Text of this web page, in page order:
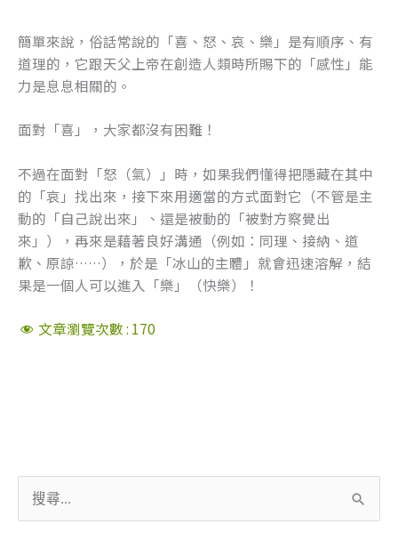
簡單來說，俗話常說的「喜、怒、哀、樂」是有順序、有
道理的，它跟天父上帝在創造人類時所賜下的「感性」能
力是息息相關的。
面對「喜」，大家都沒有困難！
不過在面對「怒（氣）」時，如果我們懂得把隱藏在其中
的「哀」找出來，接下來用適當的方式面對它（不管是主
動的「自己說出來」、還是被動的「被對方察覺出
來」），再來是藉著良好溝通（例如：同理、接納、道
歉、原諒……），於是「冰山的主體」就會迅速溶解，結
果是一個人可以進入「樂」（快樂）！
文章瀏覽次數 : 170
尋